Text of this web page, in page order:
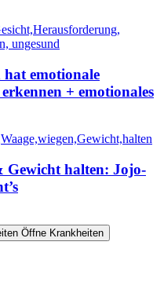
hat emotionale
+ emotionales
Gewicht halten: Jojo-
Öffne Krankheiten